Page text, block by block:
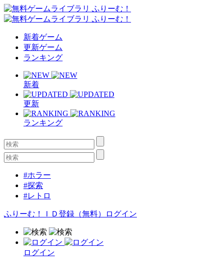
新着ゲーム
更新ゲーム
ランキング
新着
更新
ランキング
#ホラー
#探索
#レトロ
ふりーむ！ＩＤ登録（無料） ログイン
ログイン